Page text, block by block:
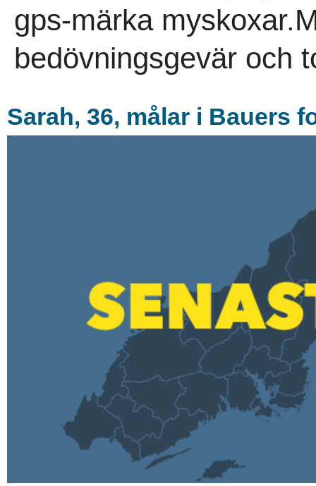
gps-märka
bedövningsgevär och
Sarah, 36, målar i Bauers